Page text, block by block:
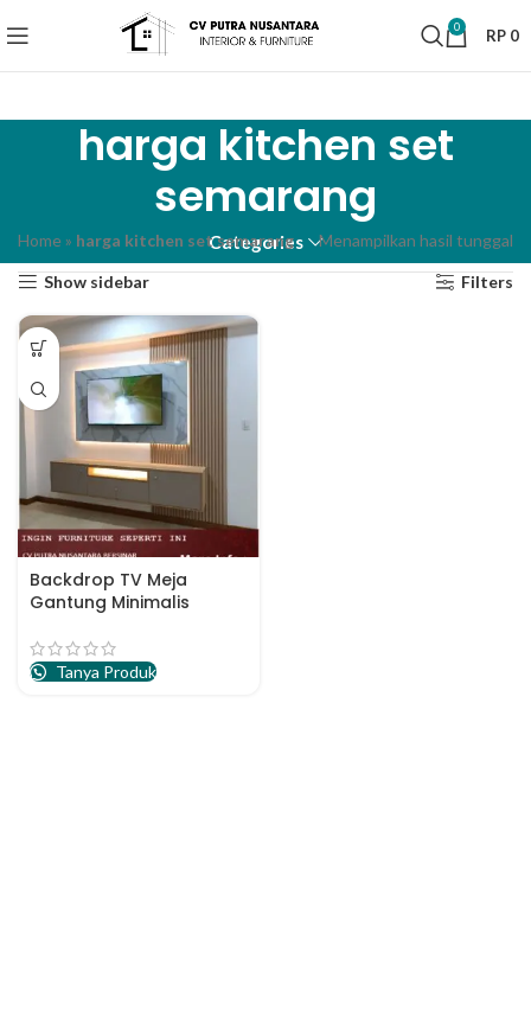
0 RP 0
harga kitchen set
semarang
Categories
Home» harga kitchen set semarang Menampilkan hasil tunggal
Show sidebar Filters
Backdrop TV Meja
Gantung Minimalis
Tanya Produk